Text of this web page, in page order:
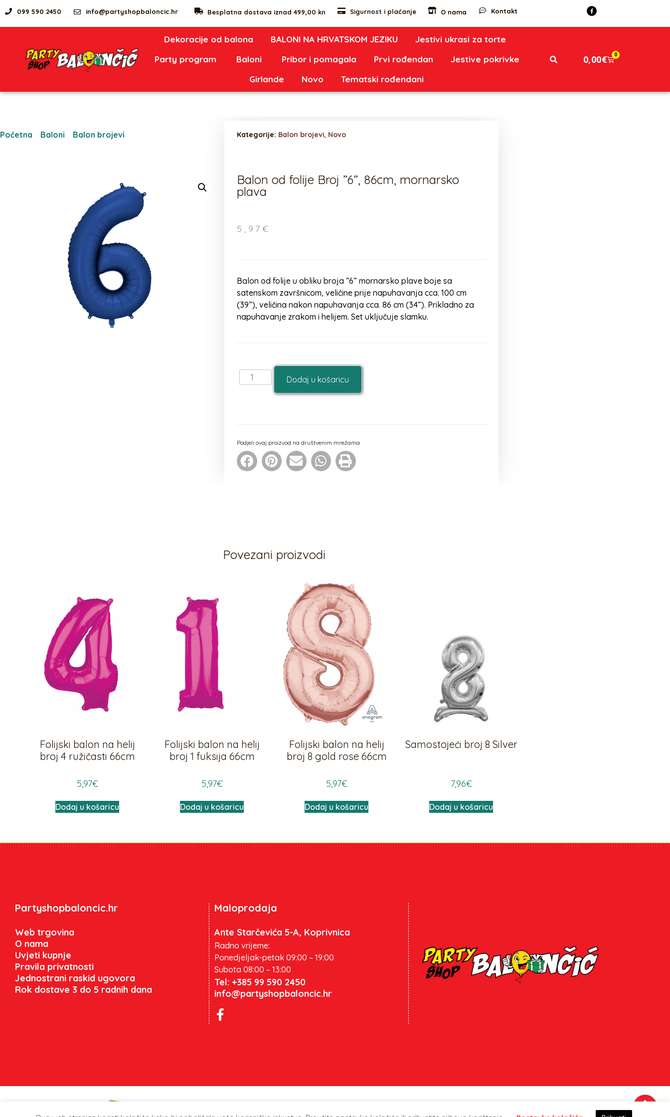
099 590 2450 info@partyshopbaloncic.hr Besplatna dostava iznad 499,00 kn Sigurnost i plaćanje O nama Kontakt
Dekoracije od balona BALONI NA HRVATSKOM JEZIKU
Jestivi ukrasi za torte
Party program
Baloni Pribor i pomagala Prvi rođendan
Jestive pokrivke
Girlande
Novo Tematski rođendani
0,00€ 0
Početna Baloni Balon brojevi Kategorije: Balon brojevi, Novo
Balon od folije Broj ”6”, 86cm, mornarsko
plava
5,97 €
Balon od folije u obliku broja ”6” mornarsko plave boje sa
satenskom završnicom, veličine prije napuhavanja cca. 100 cm
(39”), veličina nakon napuhavanja cca. 86 cm (34”). Prikladno za
napuhavanje zrakom i helijem. Set uključuje slamku.
Dodaj u košaricu
Podjeli ovaj proizvod na društvenim mrežama
Povezani proizvodi
Folijski balon na helij
broj 4 ružičasti 66cm
5,97€
Dodaj u košaricu
Folijski balon na helij
broj 1 fuksija 66cm
5,97€
Dodaj u košaricu
Folijski balon na helij
broj 8 gold rose 66cm
5,97€
Dodaj u košaricu
Samostojeći broj 8 Silver
7,96€
Dodaj u košaricu
Partyshopbaloncic.hr
Web trgovina
O nama
Uvjeti kupnje
Pravila privatnosti
Jednostrani raskid ugovora
Rok dostave 3 do 5 radnih dana
Maloprodaja
Ante Starčevića 5-A, Koprivnica
Radno vrijeme:
Ponedjeljak-petak 09:00 – 19:00
Subota 08:00 – 13:00
Tel: +385 99 590 2450
info@partyshopbaloncic.hr
Party Shop Balončić, obrt ©